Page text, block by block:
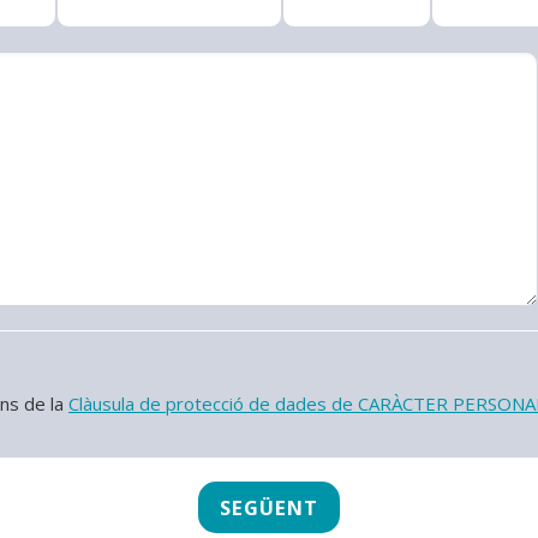
de la Clàusula de protecció de dades de CARÀCTER